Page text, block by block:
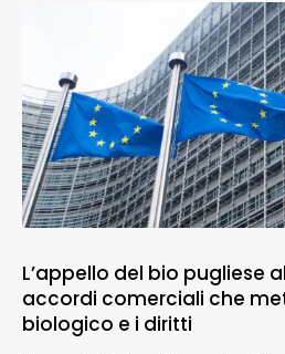
L’appello del bio pugliese
accordi comerciali che
biologico e i diritti